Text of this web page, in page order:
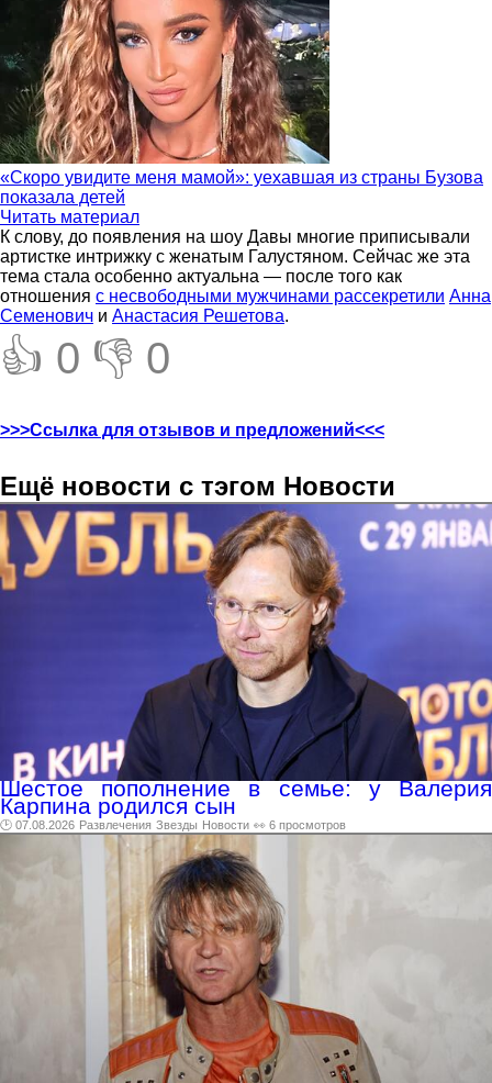
«Скоро увидите меня мамой»: уехавшая из страны Бузова
показала детей
Читать материал
К слову, до появления на шоу Давы многие приписывали
артистке интрижку с женатым Галустяном. Сейчас же эта
тема стала особенно актуальна — после того как
отношения с несвободными мужчинами рассекретили Анна
Семенович и Анастасия Решетова.
👍 0 👎 0
>>>Ссылка для отзывов и предложений<<<
Ещё новости с тэгом Новости
Шестое пополнение в семье: у Валерия
Карпина родился сын
🕑 07.08.2026 Развлечения Звезды Новости 👀 6 просмотров